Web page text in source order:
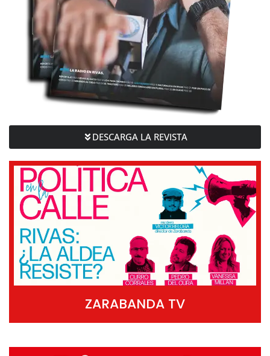
DESCARGA LA REVISTA
ZARABANDA TV